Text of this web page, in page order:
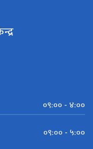
०९:०० - ४:००
०९:०० - ५:००